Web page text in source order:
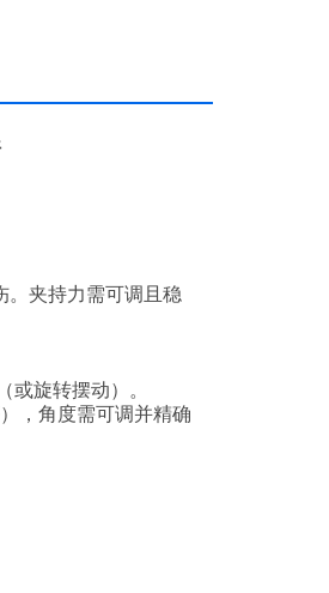
。夹持力需可调且稳
旋转摆动）。
，角度需可调并精确